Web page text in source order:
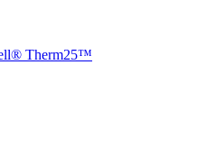
Therm25™